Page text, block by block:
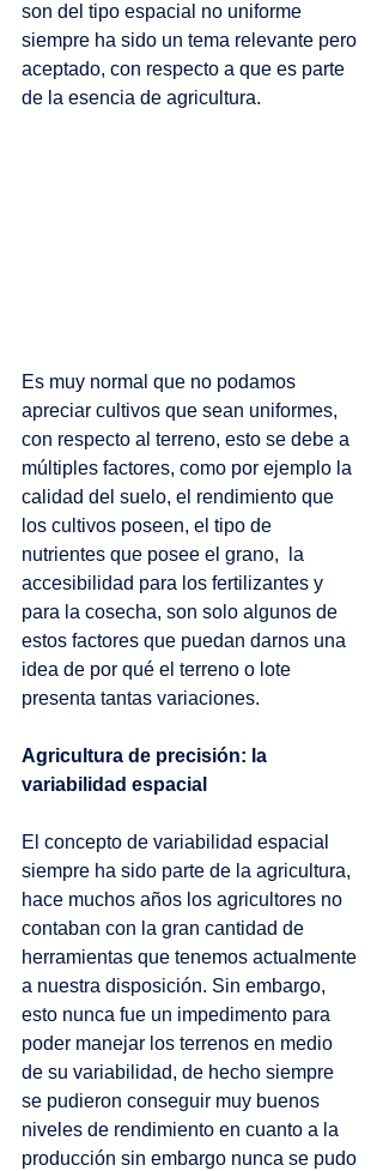
son del tipo espacial no uniforme
siempre ha sido un tema relevante pero
aceptado, con respecto a que es parte
de la esencia de agricultura.
Es muy normal que no podamos
apreciar cultivos que sean uniformes,
con respecto al terreno, esto se debe a
múltiples factores, como por ejemplo la
calidad del suelo, el rendimiento que
los cultivos poseen, el tipo de
nutrientes que posee el grano,  la
accesibilidad para los fertilizantes y
para la cosecha, son solo algunos de
estos factores que puedan darnos una
idea de por qué el terreno o lote
presenta tantas variaciones.
Agricultura de precisión: la
variabilidad espacial
El concepto de variabilidad espacial
siempre ha sido parte de la agricultura,
hace muchos años los agricultores no
contaban con la gran cantidad de
herramientas que tenemos actualmente
a nuestra disposición. Sin embargo,
esto nunca fue un impedimento para
poder manejar los terrenos en medio
de su variabilidad, de hecho siempre
se pudieron conseguir muy buenos
niveles de rendimiento en cuanto a la
producción sin embargo nunca se pudo